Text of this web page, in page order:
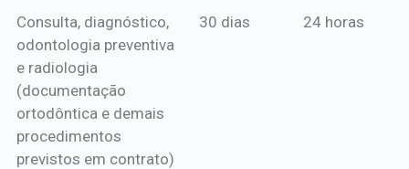
mensal*
de crédito
Consulta, diagnóstico,
odontologia preventiva
e radiologia
(documentação
ortodôntica e demais
procedimentos
previstos em contrato)
30 dias 24 horas